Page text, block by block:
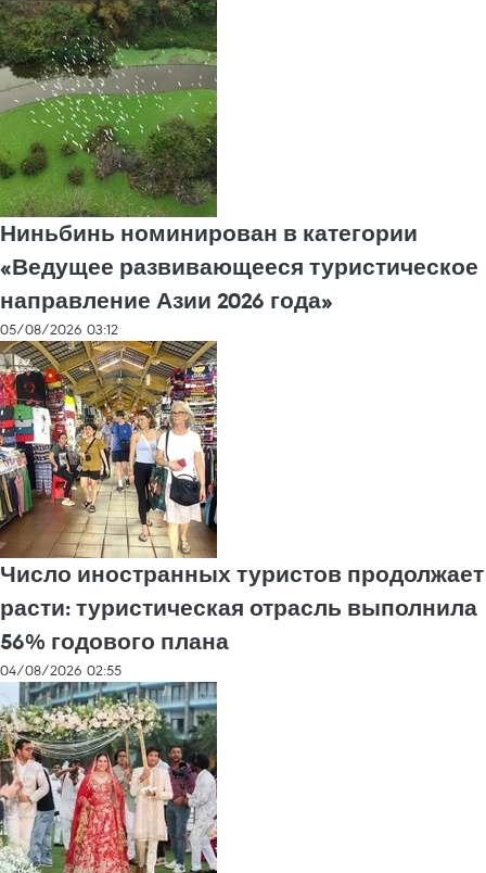
Ниньбинь номинирован в категории
«Ведущее развивающееся туристическое
направление Азии 2026 года»
05/08/2026 03:12
Число иностранных туристов продолжает
расти: туристическая отрасль выполнила
56% годового плана
04/08/2026 02:55